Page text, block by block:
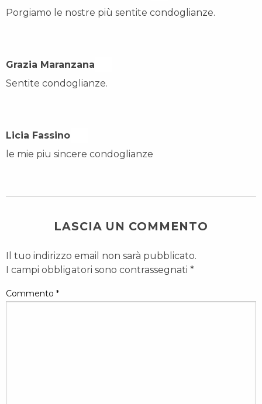
Porgiamo le nostre più sentite condoglianze.
Grazia Maranzana On
Sentite condoglianze.
Licia Fassino On
le mie piu sincere condoglianze
LASCIA UN COMMENTO
Il tuo indirizzo email non sarà pubblicato.
I campi obbligatori sono contrassegnati *
Commento *